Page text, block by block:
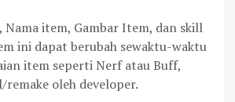
item, Gambar Item, dan skill
ini dapat berubah sewaktu-waktu
item seperti Nerf atau Buff,
oleh developer.